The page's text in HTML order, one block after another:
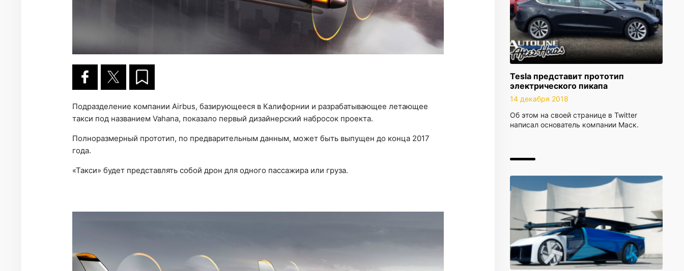
Tesla представит прототип
электрического пикапа
14 декабря 2018
Об этом на своей странице в Twitter
написал основатель компании Маск.
Подразделение компании Airbus, базирующееся в Калифорнии и разрабатывающее летающее
такси под названием Vahana, показало первый дизайнерский набросок проекта.
Полноразмерный прототип, по предварительным данным, может быть выпущен до конца 2017
года.
«Такси» будет представлять собой дрон для одного пассажира или груза.